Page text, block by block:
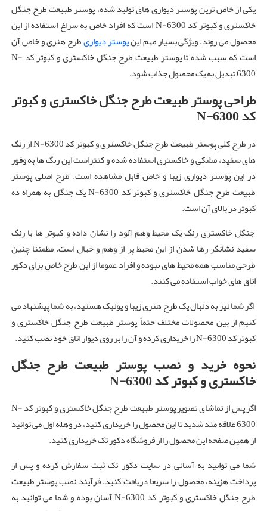
یکی از خاص ترین پوستر دیواری های تولید شده، پوستر طبیعت طرح جنگل
خاکستری و کبوتر کد N-6300 است که افراد خاص به سراغ استفاده از این
محصول می روند. ویژگی بسیار مهم اینپوستر دیواریطرح هنری و خاص آن
است که سبب شده تا پوستر طبیعت طرح جنگل خاکستری و کبوتر کد N-
6300 تبدیل به یک محصول جذاب شود.
طراحی پوستر طبیعت طرح جنگل خاکستری و کبوتر
کدN-6300
در طرح کلی پوستر طبیعت طرح جنگل خاکستری و کبوتر کد N-6300 از رنگ
‌های سفید، مشکی و خاکستری استفاده شده و کنتراست این رنگ ها به وفور
در این پوستر دیواری زیبا و خاص قابل مشاهده است. طرح اصلی پوستر
طبیعت طرح جنگل خاکستری و کبوتر کد N-6300 یک جنگل به همراه ده
کبوتر در بالای آن است.
جنگل خاکستری رنگ یک محیط وهم آلود را نشان داده و کبوتر ها با رنگ
سفید نشانگر رها شدن از این محیط پر از وهم و خیال است. مطمئنا چنین
طرحی مناسب همه محیط ‌های نبوده و افراد عموما از این طرح خاص برای دکور
اتاق های خواب استفاده می‌ کنند.
اگر شما نیز به دنبال یک طرح هنری زیبا و یونیک هستید، به شما پیشنهاد می
کنیم از بین محصولات مختلف حتماً پوستر طبیعت طرح جنگل خاکستری و
کبوتر کد N-6300 را خریداری کرده و آن را بر روی دیوار اتاق خود نصب کنید.
نحوه خرید و نصب پوستر طبیعت طرح جنگل
خاکستری و کبوتر کدN-6300
اگر پس از تماشای تصویر پوستر طبیعت طرح جنگل خاکستری و کبوتر کد N-
6300 علاقه مند شدید تا این محصول را خریداری کنید، در وهله اول می توانید
از همین صفحه این محصول را از فروشگاه دکور تک خریداری کنید.
شما می توانید به آسانی در سایت دکور تک ثبت سفارش کرده و پس از
پرداخت هزینه، محصول را سریعا دریافت کنید. فرآیند نصب پوستر طبیعت
طرح جنگل خاکستری و کبوتر کد N-6300 آسان بوده و شما می توانید به